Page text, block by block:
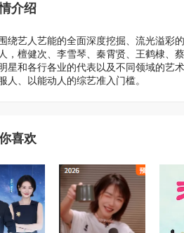
介绍
绕艺人艺能的全面深度挖掘、流光溢彩
，檀健次、李雪琴、秦霄贤、王鹤棣、
星和各行各业的代表以及不同领域的艺
人、以能动人的综艺准入门槛。
喜欢